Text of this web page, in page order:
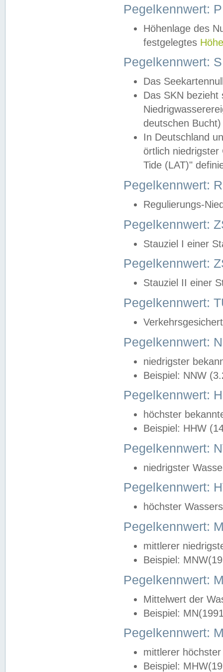
Pegelkennwert:
Höhenlage des
festgelegtes
Pegelkennwert:
Das
Das SKN
deutschen
In Deutschland
örtlich
Tide (LAT)"
Pegelkennwert:
Regulierungs-
Pegelkennwert:
Stauziel I einer
Pegelkennwert:
Stauziel II einer
Pegelkennwert:
Pegelkennwert:
niedrigster
Beispiel: NNW
Pegelkennwert:
höchster
Beispiel: HHW
Pegelkennwert:
niedrigster
Pegelkennwert:
höchster
Pegelkennwert:
mittlerer
Beispiel:
Pegelkennwert:
Mittelwert der
Beispiel:
Pegelkennwert:
mittlerer
Beispiel: